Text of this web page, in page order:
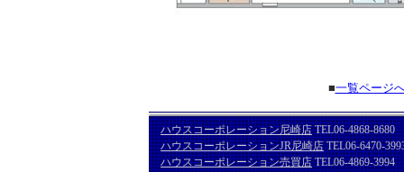
■一覧ページ
ハウスコーポレーション尼崎店TEL06-4868-8680
ハウスコーポレーションJR尼崎店TEL06-6470-
ハウスコーポレーション売買店TEL06-4869-3994